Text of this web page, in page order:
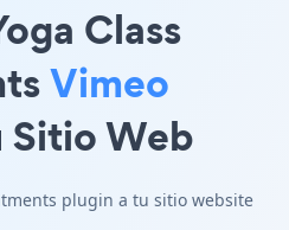
Class
Vimeo
Sitio Web
plugin a tu sitio website